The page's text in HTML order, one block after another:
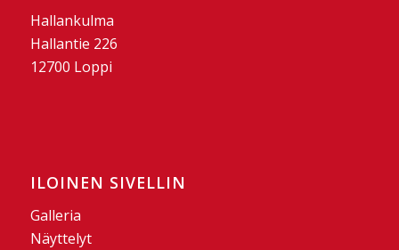
Hallankulma
Hallantie 226
12700 Loppi
ILOINEN SIVELLIN
Galleria
Näyttelyt